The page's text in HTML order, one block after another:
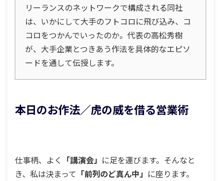
リーランスのネットワークで構成される同社
は、いかにして大手のフトコロに飛び込み、コ
コロをつかんでいったのか。代表の高松秀樹
が、大手企業とつきあう作法を具体的なエピソ
ードを通して伝授します。
本日のお作法／虎の威を借る営業術
仕事柄、よく 「講演会」 に足を運びます。そんなと
き、私は決まって 「前列のど真ん中」 に座ります。